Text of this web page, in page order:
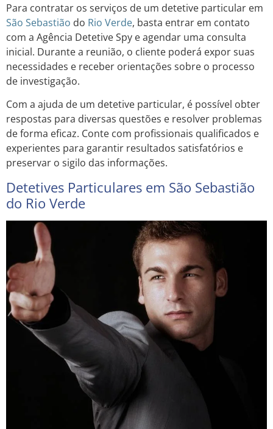
Para contratar os serviços de um detetive particular em
São Sebastião do Rio Verde, basta entrar em contato
com a Agência Detetive Spy e agendar uma consulta
inicial. Durante a reunião, o cliente poderá expor suas
necessidades e receber orientações sobre o processo
de investigação.
Com a ajuda de um detetive particular, é possível obter
respostas para diversas questões e resolver problemas
de forma eficaz. Conte com profissionais qualificados e
experientes para garantir resultados satisfatórios e
preservar o sigilo das informações.
Detetives Particulares em São Sebastião
do Rio Verde